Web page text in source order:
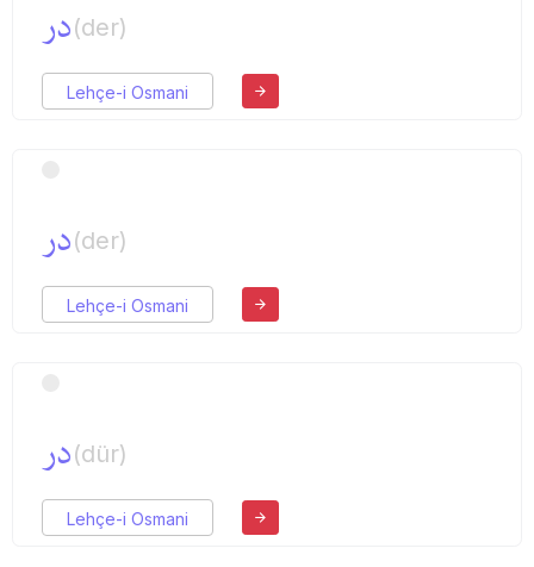
در(der)
Lehçe-i Osmani
در(der)
Lehçe-i Osmani
در(dür)
Lehçe-i Osmani